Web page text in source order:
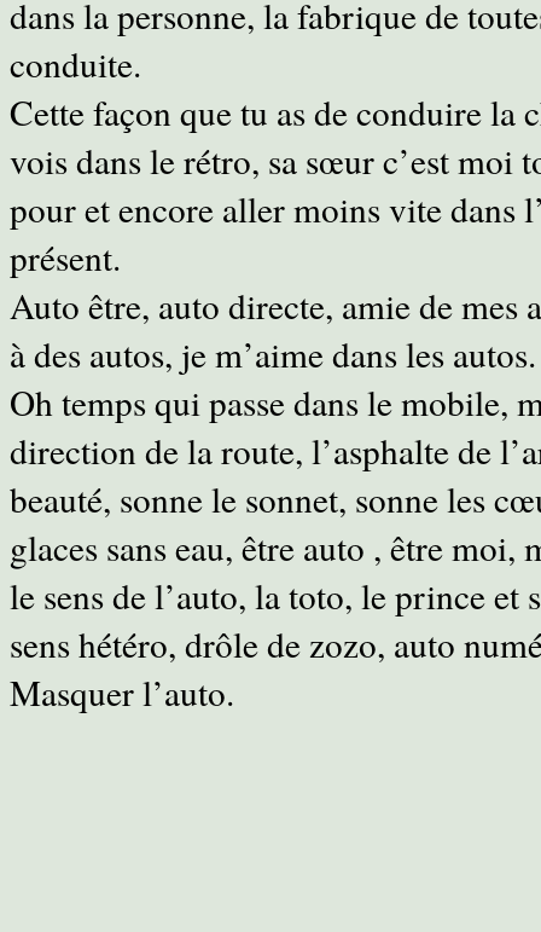
dans la personne, la fabrique de
conduite.
Cette façon que tu as de conduire la
vois dans le rétro, sa sœur c’est moi
pour et encore aller moins vite dans
présent.
Auto être, auto directe, amie de mes
à des autos, je m’aime dans les
Oh temps qui passe dans le mobile,
direction de la route, l’asphalte de
beauté, sonne le sonnet, sonne les
glaces sans eau, être auto , être moi,
le sens de l’auto, la toto, le prince et
sens hétéro, drôle de zozo, auto
Masquer l’auto.